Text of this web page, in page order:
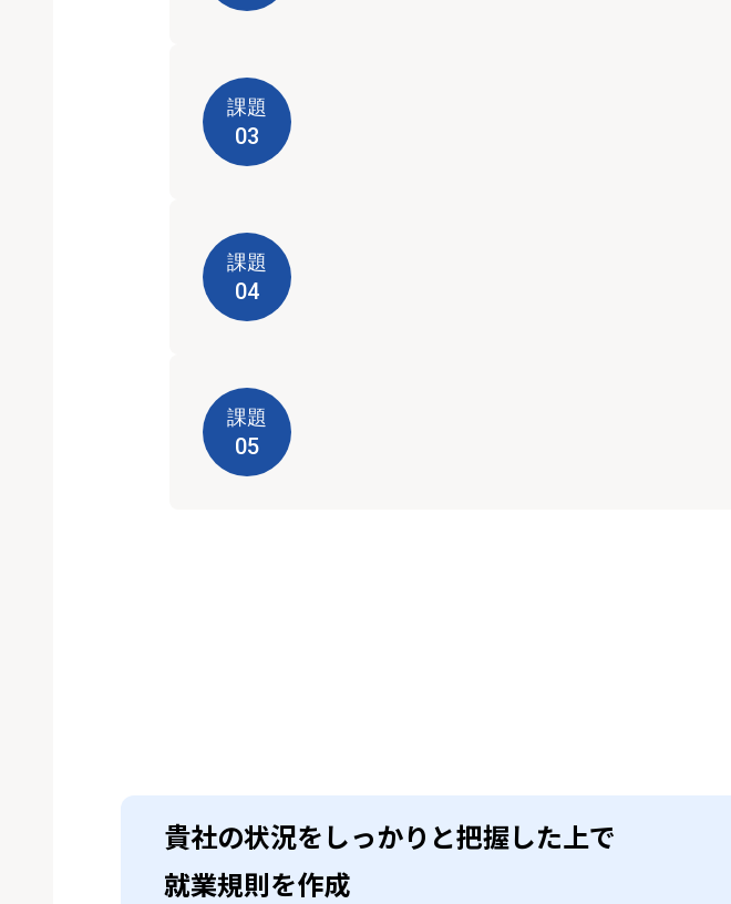
課題
03
課題
04
課題
05
貴社の状況をしっかりと把握した上で
就業規則を作成